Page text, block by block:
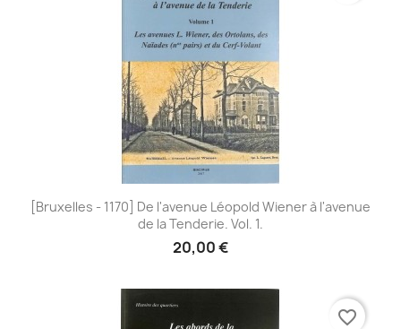
[Bruxelles - 1170] De l'avenue Léopold Wiener à l'avenue
de la Tenderie. Vol. 1.
20,00 €
favorite_border